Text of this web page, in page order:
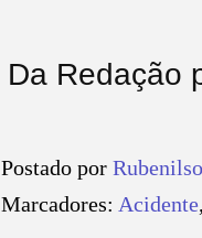
Da Redação
Postado por
Marcadores: Acidente